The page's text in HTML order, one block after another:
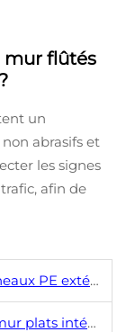
mur flûtés
un
abrasifs et
les signes
afin de
processus de conception
efficacité maximale